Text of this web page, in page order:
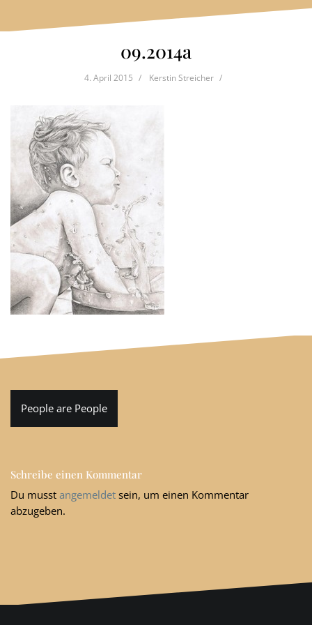
09.2014a
4. April 2015 Kerstin Streicher
Beitragsnavigation
People are People
Schreibe einen Kommentar
Du musst angemeldet sein, um einen Kommentar
abzugeben.